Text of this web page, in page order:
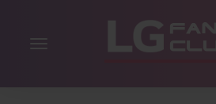
Alternar